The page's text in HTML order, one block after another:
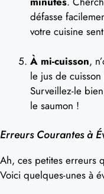
défasse
votre cuisine
À mi-cuisson,
le jus de
Surveillez-le
le saumon !
Erreurs Courantes à
Ah, ces petites erreurs
Voici quelques-unes à